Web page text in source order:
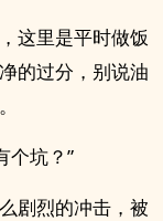
这里是平时做饭
的过分，别说油
个坑？”
剧烈的冲击，被